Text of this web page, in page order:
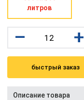
литров
– +
быстрый заказ
Описание товара